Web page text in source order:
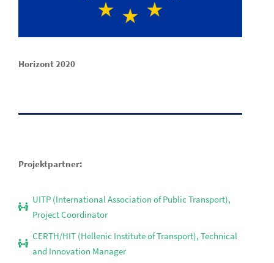
Horizont 2020
Projektpartner:
UITP (International Association of Public Transport),
Project Coordinator
CERTH/HIT (Hellenic Institute of Transport), Technical
and Innovation Manager